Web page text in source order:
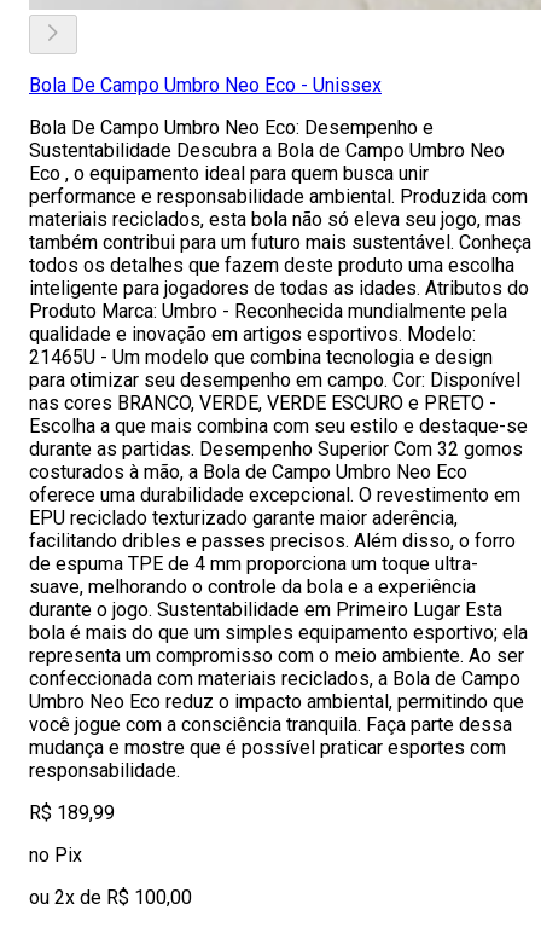
Bola De Campo Umbro Neo Eco - Unissex
Bola De Campo Umbro Neo Eco: Desempenho e
Sustentabilidade Descubra a Bola de Campo Umbro Neo
Eco , o equipamento ideal para quem busca unir
performance e responsabilidade ambiental. Produzida com
materiais reciclados, esta bola não só eleva seu jogo, mas
também contribui para um futuro mais sustentável. Conheça
todos os detalhes que fazem deste produto uma escolha
inteligente para jogadores de todas as idades. Atributos do
Produto Marca: Umbro - Reconhecida mundialmente pela
qualidade e inovação em artigos esportivos. Modelo:
21465U - Um modelo que combina tecnologia e design
para otimizar seu desempenho em campo. Cor: Disponível
nas cores BRANCO, VERDE, VERDE ESCURO e PRETO -
Escolha a que mais combina com seu estilo e destaque-se
durante as partidas. Desempenho Superior Com 32 gomos
costurados à mão, a Bola de Campo Umbro Neo Eco
oferece uma durabilidade excepcional. O revestimento em
EPU reciclado texturizado garante maior aderência,
facilitando dribles e passes precisos. Além disso, o forro
de espuma TPE de 4 mm proporciona um toque ultra-
suave, melhorando o controle da bola e a experiência
durante o jogo. Sustentabilidade em Primeiro Lugar Esta
bola é mais do que um simples equipamento esportivo; ela
representa um compromisso com o meio ambiente. Ao ser
confeccionada com materiais reciclados, a Bola de Campo
Umbro Neo Eco reduz o impacto ambiental, permitindo que
você jogue com a consciência tranquila. Faça parte dessa
mudança e mostre que é possível praticar esportes com
responsabilidade.
R$ 189,99
no Pix
ou 2x de R$ 100,00